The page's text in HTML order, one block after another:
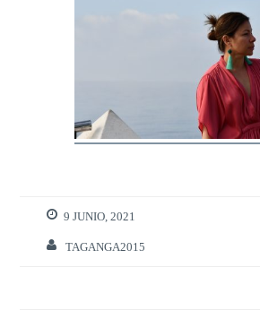
9 JUNIO, 2021
TAGANGA2015